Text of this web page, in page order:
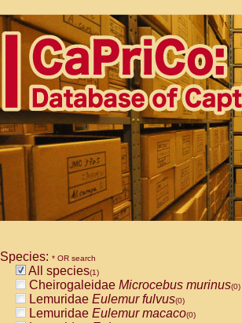
Species: * OR search
All species(1)
Cheirogaleidae Microcebus murinus(0)
Lemuridae Eulemur fulvus(0)
Lemuridae Eulemur macaco(0)